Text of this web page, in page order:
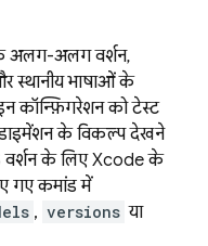
अलग-अलग वर्शन,
स्थानीय भाषाओं के
कॉन्फ़िगरेशन को टेस्ट
के विकल्प देखने
के लिए Xcode के
गए कमांड में
, versions या